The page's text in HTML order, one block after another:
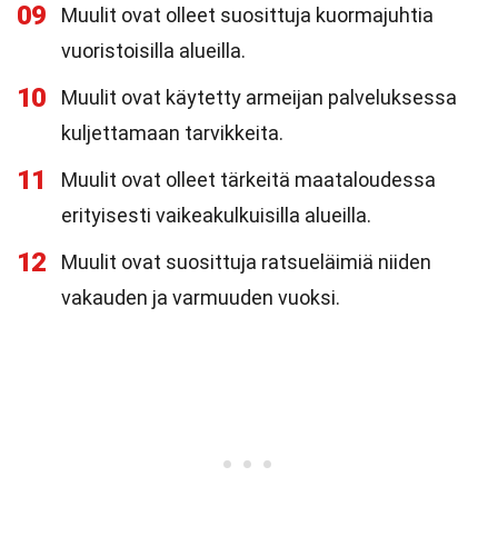
09
Muulit ovat olleet suosittuja kuormajuhtia
vuoristoisilla alueilla.
10
Muulit ovat käytetty armeijan palveluksessa
kuljettamaan tarvikkeita.
11
Muulit ovat olleet tärkeitä maataloudessa
erityisesti vaikeakulkuisilla alueilla.
12
Muulit ovat suosittuja ratsueläimiä niiden
vakauden ja varmuuden vuoksi.